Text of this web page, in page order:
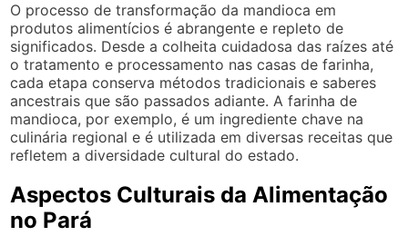
O processo de transformação da mandioca em
produtos alimentícios é abrangente e repleto de
significados. Desde a colheita cuidadosa das raízes até
o tratamento e processamento nas casas de farinha,
cada etapa conserva métodos tradicionais e saberes
ancestrais que são passados adiante. A farinha de
mandioca, por exemplo, é um ingrediente chave na
culinária regional e é utilizada em diversas receitas que
refletem a diversidade cultural do estado.
Aspectos Culturais da Alimentação
no Pará